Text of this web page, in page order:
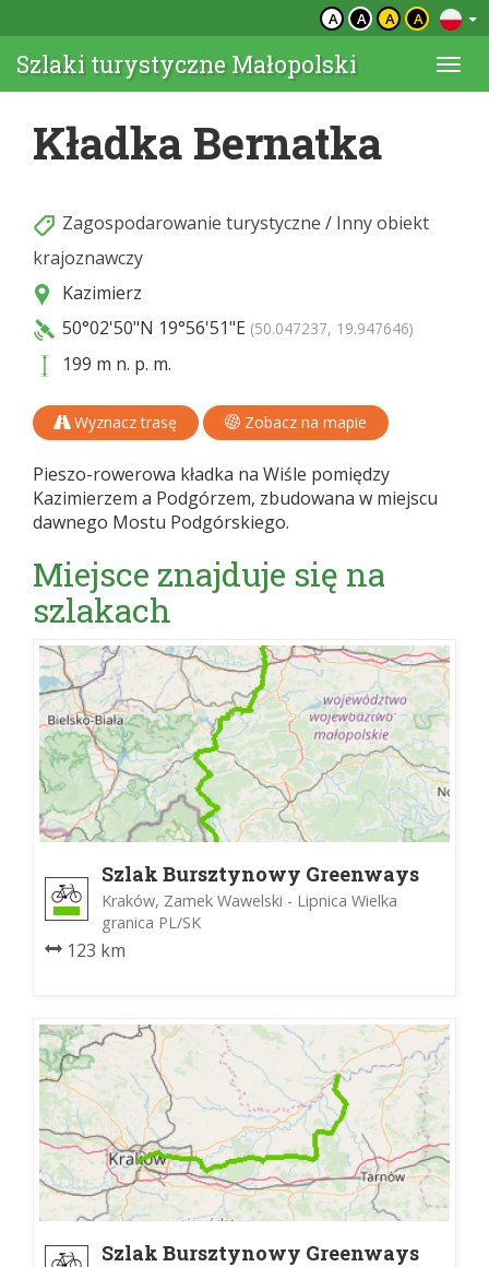
A A A A
Szlaki turystyczne Małopolski
Kładka Bernatka
Zagospodarowanie turystyczne / Inny obiekt
krajoznawczy
Kazimierz
50°02'50"N 19°56'51"E (50.047237, 19.947646)
199 m n. p. m.
Wyznacz trasę Zobacz na mapie
Pieszo-rowerowa kładka na Wiśle pomiędzy
Kazimierzem a Podgórzem, zbudowana w miejscu
dawnego Mostu Podgórskiego.
Miejsce znajduje się na
szlakach
Szlak Bursztynowy Greenways
Kraków, Zamek Wawelski - Lipnica Wielka
granica PL/SK
123 km
Szlak Bursztynowy Greenways